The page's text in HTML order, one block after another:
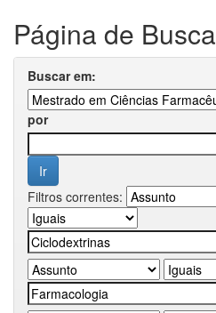
Página de Busca
Buscar em:
por
Filtros correntes: